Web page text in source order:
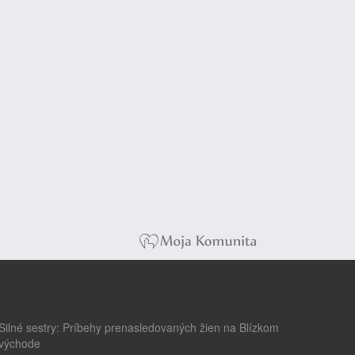
sestry: Príbehy prenasledovaných žien na Blízkom